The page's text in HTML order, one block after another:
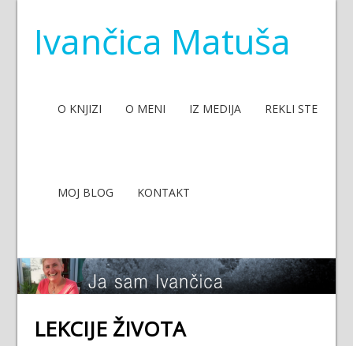
Ivančica Matuša
O KNJIZI O MENI IZ MEDIJA REKLI STE
MOJ BLOG KONTAKT
LEKCIJE ŽIVOTA